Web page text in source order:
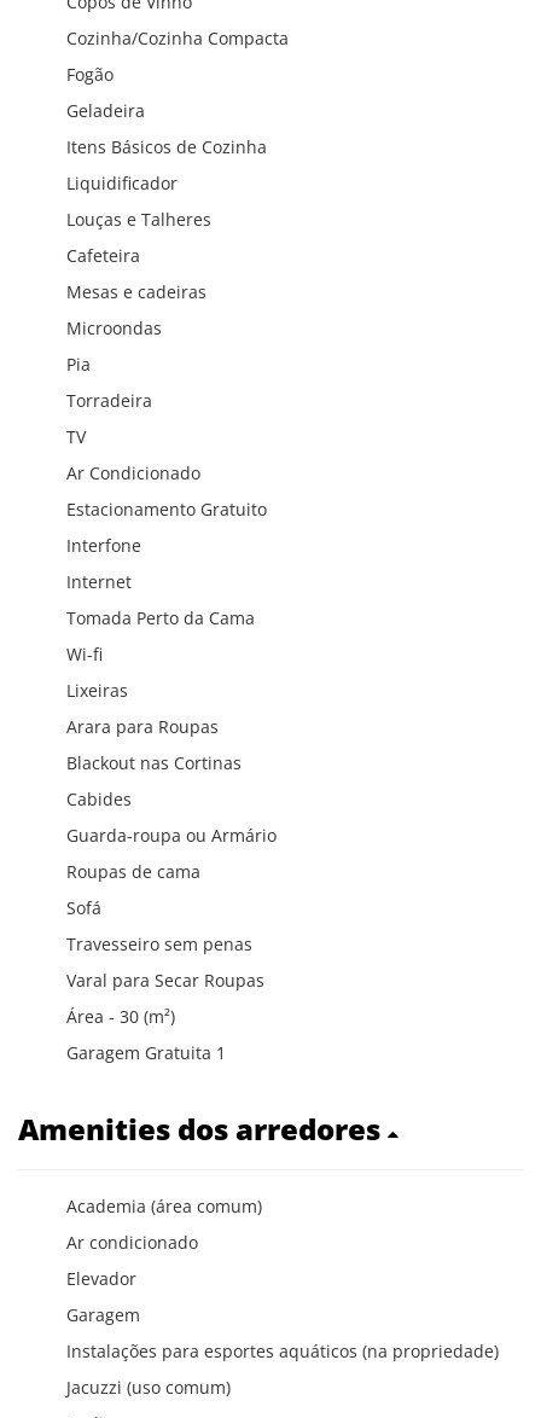
Cozinha/Cozinha Compacta
Fogão
Geladeira
Itens Básicos de Cozinha
Liquidificador
Louças e Talheres
Cafeteira
Mesas e cadeiras
Microondas
Pia
Torradeira
TV
Ar Condicionado
Estacionamento Gratuito
Interfone
Internet
Tomada Perto da Cama
Wi-fi
Lixeiras
Arara para Roupas
Blackout nas Cortinas
Cabides
Guarda-roupa ou Armário
Roupas de cama
Sofá
Travesseiro sem penas
Varal para Secar Roupas
Área - 30 (m²)
Garagem Gratuita 1
Amenities dos arredores
Academia (área comum)
Ar condicionado
Elevador
Garagem
Instalações para esportes aquáticos (na propriedade)
Jacuzzi (uso comum)